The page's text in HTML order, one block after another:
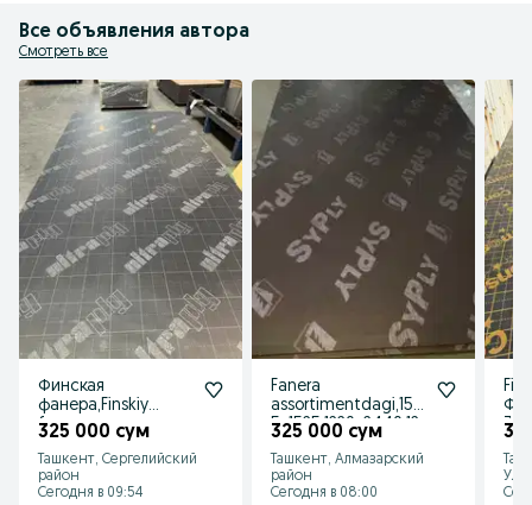
Все объявления автора
Смотреть все
Финская
фанера,Finskiy
faner,
1220х2440мм,1525х1
525
325 000 сум
Ташкент, Сергелийский
район
Сегодня в 09:54
Fanera
assortimentdagi,152
5х1525,1220х2440,12
325 000 сум
Ташкент, Алмазарский
район
Сегодня в 08:00
Fin